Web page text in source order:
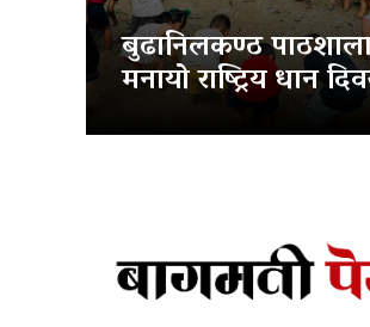
बुढानिलकण्ठ
मनायो राष्ट्रिय धान